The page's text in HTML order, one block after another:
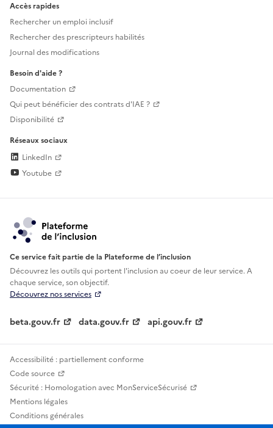
Accès rapides
Rechercher un emploi inclusif
Rechercher des prescripteurs habilités
Journal des modifications
Besoin d'aide ?
Documentation
Qui peut bénéficier des contrats d'IAE ?
Disponibilité
Réseaux sociaux
LinkedIn
Youtube
Ce service fait partie de la Plateforme de l’inclusion
Découvrez les outils qui portent l'inclusion aucoeur de leur service. A
chaque service, son objectif.
Découvrez nos services
beta.gouv.fr data.gouv.fr api.gouv.fr
Accessibilité : partiellement conforme
Code source
Sécurité : Homologation avec MonServiceSécurisé
Mentions légales
Conditions générales